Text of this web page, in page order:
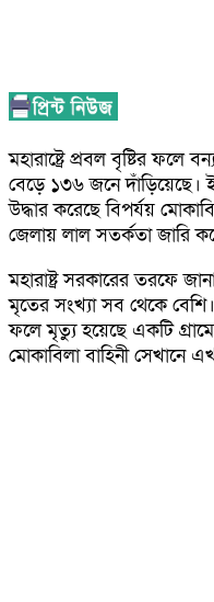
মহারাষ্ট্রে প্রবল বৃষ্টির ফলে
বেড়ে ১৩৬ জনে দাঁড়িয়েছে।
উদ্ধার করেছে বিপর্যয়
জেলায় লাল সতর্কতা জারি
মহারাষ্ট্র সরকারের তরফে
মৃতের সংখ্যা সব থেকে
ফলে মৃত্যু হয়েছে একটি
মোকাবিলা বাহিনী সেখানে